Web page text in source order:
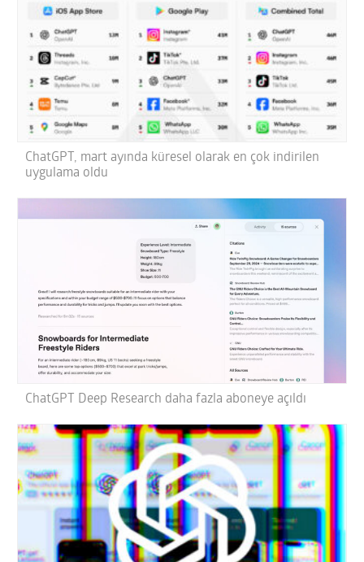
ChatGPT, mart ayında küresel olarak en çok indirilen
uygulama oldu
ChatGPT Deep Research daha fazla aboneye açıldı